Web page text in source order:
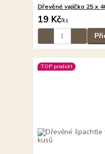
Dřevěné vajíčko 25 x
19 Kč/ks
TOP produkt